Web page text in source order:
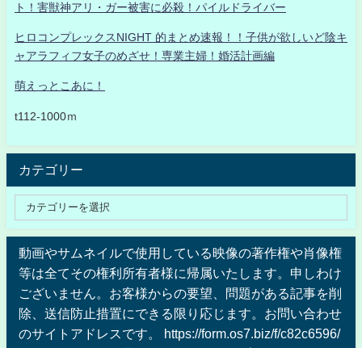
ト！害獣神アリ・ガー被害に必殺！パイルドライバー
ヒロコンプレックスNIGHT 的まとめ速報！！子供が欲しいど陰キ
ャアラフィフ女子のめざせ！専業主婦！婚活計画編
萌えっとこあに！
t112-1000ｍ
カテゴリー
動画やサムネイルで使用している映像の著作権や肖像権
等は全てその権利所有者様に帰属いたします。申しわけ
ございません。お客様からの要望、問題がある記事を削
除、送信防止措置にできる限り応じます。お問い合わせ
のサイトアドレスです。 https://form.os7.biz/f/c82c6596/